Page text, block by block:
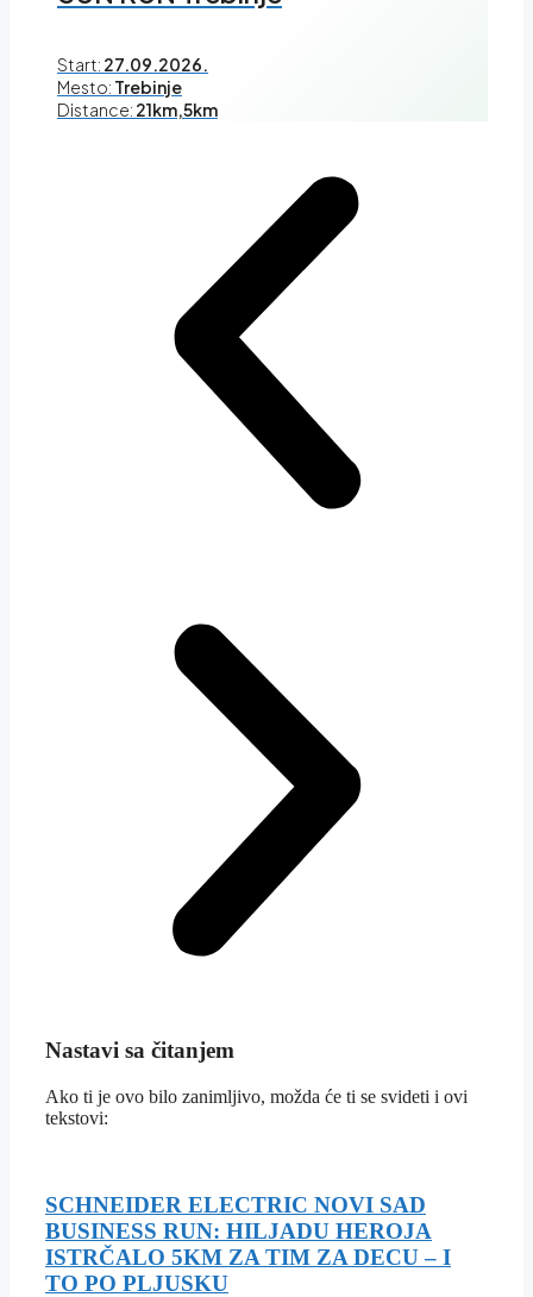
Start: 27.09.2026.
Mesto: Trebinje
Distance: 21km,5km
Nastavi sa čitanjem
Ako ti je ovo bilo zanimljivo, možda će ti se svideti i ovi
tekstovi:
SCHNEIDER ELECTRIC NOVI SAD
BUSINESS RUN: HILJADU HEROJA
ISTRČALO 5KM ZA TIM ZA DECU – I
TO PO PLJUSKU